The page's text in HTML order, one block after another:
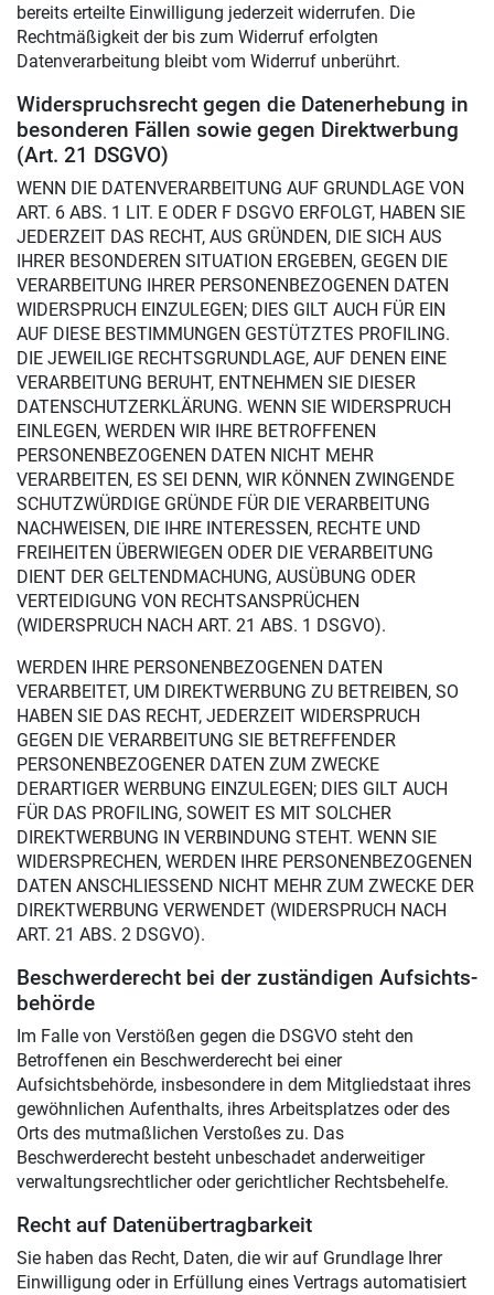
bereits erteilte Einwilligung jederzeit widerrufen. Die
Rechtmäßigkeit der bis zum Widerruf erfolgten
Datenverarbeitung bleibt vom Widerruf unberührt.
Widerspruchsrecht gegen die Datenerhebung in
besonderen Fällen sowie gegen Direktwerbung
(Art. 21 DSGVO)
WENN DIE DATENVERARBEITUNG AUF GRUNDLAGE VON
ART. 6 ABS. 1 LIT. E ODER F DSGVO ERFOLGT, HABEN SIE
JEDERZEIT DAS RECHT, AUS GRÜNDEN, DIE SICH AUS
IHRER BESONDEREN SITUATION ERGEBEN, GEGEN DIE
VERARBEITUNG IHRER PERSONENBEZOGENEN DATEN
WIDERSPRUCH EINZULEGEN; DIES GILT AUCH FÜR EIN
AUF DIESE BESTIMMUNGEN GESTÜTZTES PROFILING.
DIE JEWEILIGE RECHTSGRUNDLAGE, AUF DENEN EINE
VERARBEITUNG BERUHT, ENTNEHMEN SIE DIESER
DATENSCHUTZERKLÄRUNG. WENN SIE WIDERSPRUCH
EINLEGEN, WERDEN WIR IHRE BETROFFENEN
PERSONENBEZOGENEN DATEN NICHT MEHR
VERARBEITEN, ES SEI DENN, WIR KÖNNEN ZWINGENDE
SCHUTZWÜRDIGE GRÜNDE FÜR DIE VERARBEITUNG
NACHWEISEN, DIE IHRE INTERESSEN, RECHTE UND
FREIHEITEN ÜBERWIEGEN ODER DIE VERARBEITUNG
DIENT DER GELTENDMACHUNG, AUSÜBUNG ODER
VERTEIDIGUNG VON RECHTSANSPRÜCHEN
(WIDERSPRUCH NACH ART. 21 ABS. 1 DSGVO).
WERDEN IHRE PERSONENBEZOGENEN DATEN
VERARBEITET, UM DIREKTWERBUNG ZU BETREIBEN, SO
HABEN SIE DAS RECHT, JEDERZEIT WIDERSPRUCH
GEGEN DIE VERARBEITUNG SIE BETREFFENDER
PERSONENBEZOGENER DATEN ZUM ZWECKE
DERARTIGER WERBUNG EINZULEGEN; DIES GILT AUCH
FÜR DAS PROFILING, SOWEIT ES MIT SOLCHER
DIREKTWERBUNG IN VERBINDUNG STEHT. WENN SIE
WIDERSPRECHEN, WERDEN IHRE PERSONENBEZOGENEN
DATEN ANSCHLIESSEND NICHT MEHR ZUM ZWECKE DER
DIREKTWERBUNG VERWENDET (WIDERSPRUCH NACH
ART. 21 ABS. 2 DSGVO).
Beschwerde­recht bei der zuständigen Aufsichts­
behörde
Im Falle von Verstößen gegen die DSGVO steht den
Betroffenen ein Beschwerderecht bei einer
Aufsichtsbehörde, insbesondere in dem Mitgliedstaat ihres
gewöhnlichen Aufenthalts, ihres Arbeitsplatzes oder des
Orts des mutmaßlichen Verstoßes zu. Das
Beschwerderecht besteht unbeschadet anderweitiger
verwaltungsrechtlicher oder gerichtlicher Rechtsbehelfe.
Recht auf Daten­übertrag­barkeit
Sie haben das Recht, Daten, die wir auf Grundlage Ihrer
Einwilligung oder in Erfüllung eines Vertrags automatisiert